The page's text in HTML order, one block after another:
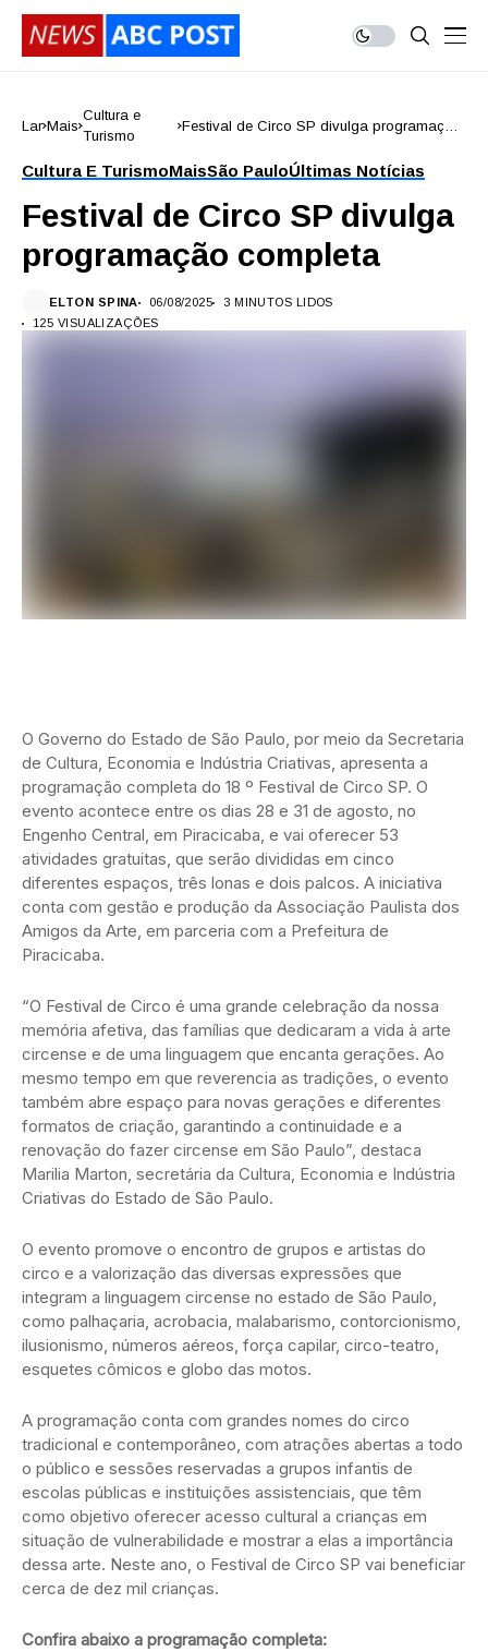
Lar Mais
Cultura e
Turismo
Festival de Circo SP divulga programação
Cultura E TurismoMaisSão PauloÚltimas Notícias
Festival de Circo SP divulga
programação completa
ELTON SPINA 06/08/2025
3 MINUTOS LIDOS
125 VISUALIZAÇÕES
O Governo do Estado de São Paulo, por meio da Secretaria
de Cultura, Economia e Indústria Criativas, apresenta a
programação completa do 18 º Festival de Circo SP. O
evento acontece entre os dias 28 e 31 de agosto, no
Engenho Central, em Piracicaba, e vai oferecer 53
atividades gratuitas, que serão divididas em cinco
diferentes espaços, três lonas e dois palcos. A iniciativa
conta com gestão e produção da Associação Paulista dos
Amigos da Arte, em parceria com a Prefeitura de
Piracicaba.
“O Festival de Circo é uma grande celebração da nossa
memória afetiva, das famílias que dedicaram a vida à arte
circense e de uma linguagem que encanta gerações. Ao
mesmo tempo em que reverencia as tradições, o evento
também abre espaço para novas gerações e diferentes
formatos de criação, garantindo a continuidade e a
renovação do fazer circense em São Paulo”, destaca
Marilia Marton, secretária da Cultura, Economia e Indústria
Criativas do Estado de São Paulo.
O evento promove o encontro de grupos e artistas do
circo e a valorização das diversas expressões que
integram a linguagem circense no estado de São Paulo,
como palhaçaria, acrobacia, malabarismo, contorcionismo,
ilusionismo, números aéreos, força capilar, circo-teatro,
esquetes cômicos e globo das motos.
A programação conta com grandes nomes do circo
tradicional e contemporâneo, com atrações abertas a todo
o público e sessões reservadas a grupos infantis de
escolas públicas e instituições assistenciais, que têm
como objetivo oferecer acesso cultural a crianças em
situação de vulnerabilidade e mostrar a elas a importância
dessa arte. Neste ano, o Festival de Circo SP vai beneficiar
cerca de dez mil crianças.
Confira abaixo a programação completa: